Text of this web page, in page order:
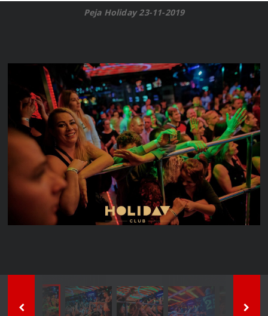
Peja Holiday 23-11-2019